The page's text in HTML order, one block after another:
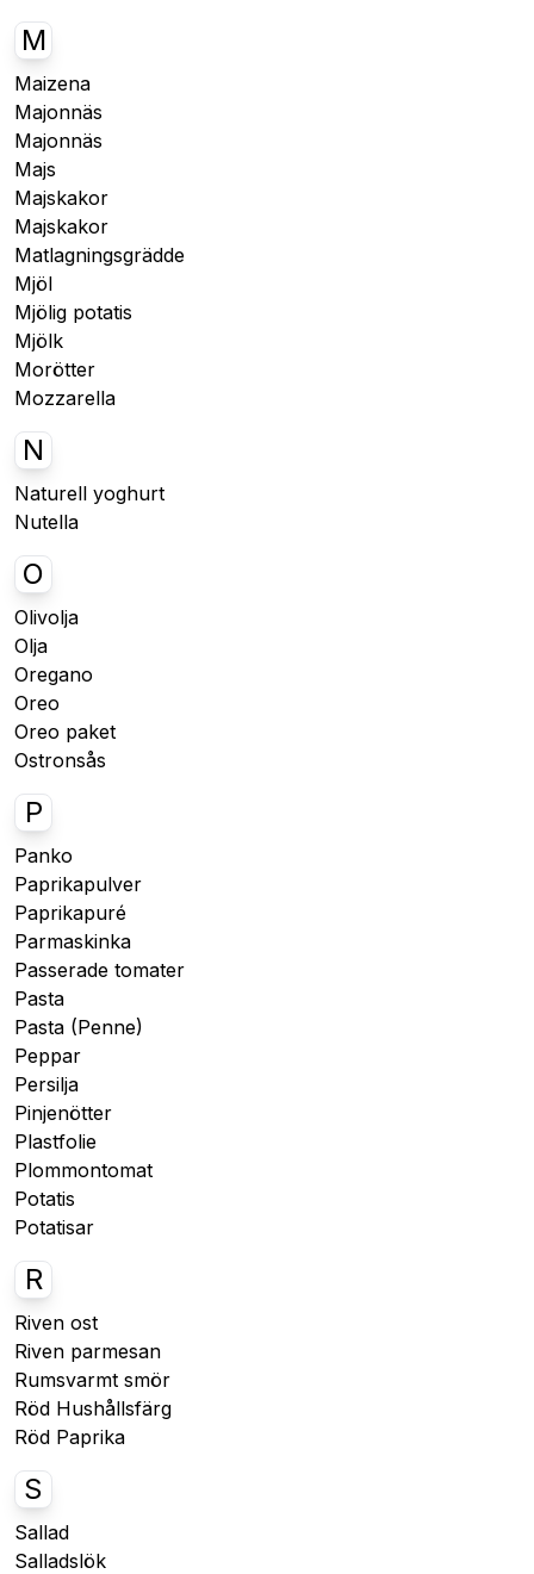
M
Maizena
Majonnäs
Majonnäs
Majs
Majskakor
Majskakor
Matlagningsgrädde
Mjöl
Mjölig potatis
Mjölk
Morötter
Mozzarella
N
Naturell yoghurt
Nutella
O
Olivolja
Olja
Oregano
Oreo
Oreo paket
Ostronsås
P
Panko
Paprikapulver
Paprikapuré
Parmaskinka
Passerade tomater
Pasta
Pasta (Penne)
Peppar
Persilja
Pinjenötter
Plastfolie
Plommontomat
Potatis
Potatisar
R
Riven ost
Riven parmesan
Rumsvarmt smör
Röd Hushållsfärg
Röd Paprika
S
Sallad
Salladslök